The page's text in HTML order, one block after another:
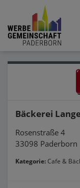
Bäckerei
Rosenstraße 4
33098 Paderborn
Kategorie:Cafe &